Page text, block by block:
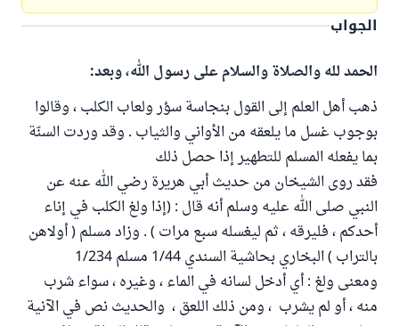
الجواب
الحمد لله والصلاة والسلام على رسول الله، وبعد:
ذهب أهل العلم إلى القول بنجاسة سؤر ولعاب الكلب ، وقالوا
بوجوب غسل ما يلعقه من الأواني والثياب . وقد وردت السنّة
بما يفعله المسلم للتطهير إذا حصل ذلك
فقد روى الشيخان من حديث أبي هريرة رضي الله عنه عن
النبي صلى الله عليه وسلم أنه قال : (إذا ولغ الكلب في إناء
أحدكم ، فليرقه ، ثم ليغسله سبع مرات ) . وزاد مسلم ( أولاهن
بالتراب ) البخاري بحاشية السندي 1/44 مسلم 1/234
ومعنى ولغ : أي أدخل لسانه في الماء ، وغيره ، سواء شرب
منه ، أو لم يشرب ، ومن ذلك اللعق ، والحديث نص في الآنية